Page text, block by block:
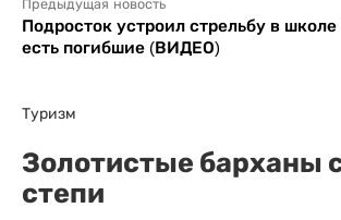
Предыдущая новость
Подросток устроил стрельбу в
есть погибшие (ВИДЕО)
Туризм
Золотистые барханы
степи